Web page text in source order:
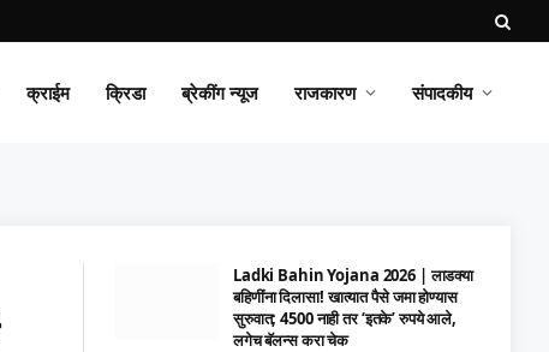
क्राईम क्रिडा ब्रेकींग न्यूज राजकारण संपादकीय
Ladki Bahin Yojana 2026 | लाडक्या
बहिणींना दिलासा! खात्यात पैसे जमा होण्यास
सुरुवात; 4500 नाही तर ‘इतके’ रुपये आले,
लगेच बॅलन्स करा चेक